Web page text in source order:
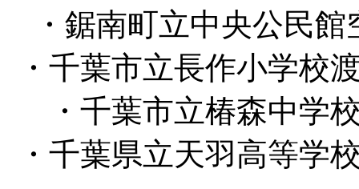
・鋸南町立中央公民
・千葉市立長作小学校
・千葉市立椿森中学
・千葉県立天羽高等学